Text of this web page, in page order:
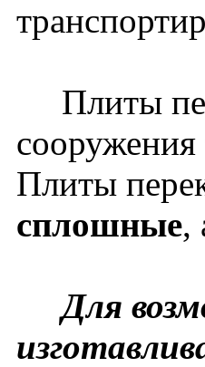
Плиты
Плиты
сплошные,
Для